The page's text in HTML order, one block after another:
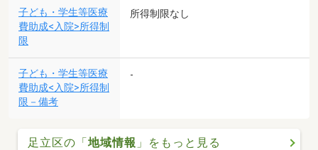
子ども・学生等医療
費助成<入院>所得制
限
所得制限なし
子ども・学生等医療
費助成<入院>所得制
限－備考
-
足立区の「地域情報 」をもっと見る